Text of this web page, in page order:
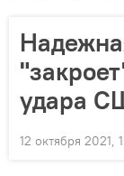
удара
12 октября 2021,